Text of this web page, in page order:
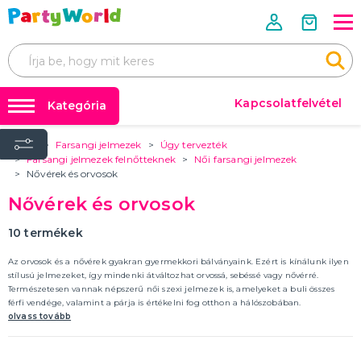
Kapcsolatfelvétel
Mérettáblázatok 📏📐
Farsangi jelmezek
Farsangi kiegészítők
Parókák
Party kiegészítők
🎭 Egész évben ünnepelünk
Kategória
FARSANGI JELMEZEK
Úgy tervezték
Jelmezek téma szerint
FARSANGI KIEGÉSZÍTŐK
Kiegészítők rendezvényenként
Kiegészítők téma szerint
Parókák
Home Farsangi jelmezek
Úgy tervezték
Farsangi jelmezek felnőtteknek
Női farsangi jelmezek
Nővérek és orvosok
Nővérek és orvosok
10termékek
Az orvosok és a nővérek gyakran gyermekkori bálványaink. Ezért is kínálunk ilyen
stílusú jelmezeket, így mindenki átváltozhat orvossá, sebéssé vagy nővérré.
Természetesen vannak népszerű női szexi jelmezek is, amelyeket a buli összes
férfi vendége, valamint a párja is értékelni fog otthon a hálószobában.
olvass tovább